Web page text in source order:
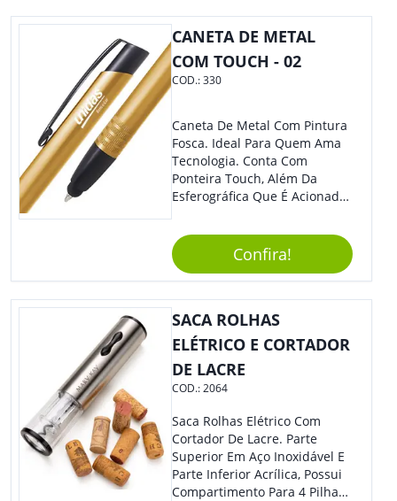
Se Assim Excelente Para Uso
Cotidiano. Perfeito, Não É?!
CANETA DE METAL
COM TOUCH - 02
COD.:330
Caneta De Metal Com Pintura
Fosca. Ideal Para Quem Ama
Tecnologia. Conta Com
Ponteira Touch, Além Da
Esferográfica Que É Acionada
Com Elegância E
Modernidade Na Medida
Exata.
Confira!
SACA ROLHAS
ELÉTRICO E CORTADOR
DE LACRE
COD.:2064
Saca Rolhas Elétrico Com
Cortador De Lacre. Parte
Superior Em Aço Inoxidável E
Parte Inferior Acrílica, Possui
Compartimento Para 4 Pilhas